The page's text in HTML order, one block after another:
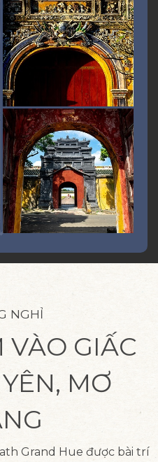
NGHỈ
GIẤC
MƠ
Grand Hue được bài trí